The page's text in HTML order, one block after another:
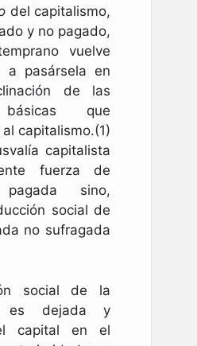
del capitalismo,
y no pagado,
vuelve
a pasársela en
de las
básicas que
capitalismo.(1)
capitalista
fuerza de
sino,
social de
no sufragada
social de la
es dejada y
capital en el